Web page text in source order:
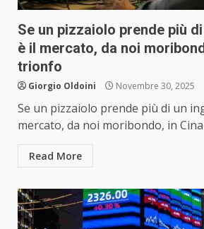
Se un pizzaiolo prende più
è il mercato, da noi
trionfo
Giorgio Oldoini Novembre 30, 2025
Se un pizzaiolo prende più di un
mercato, da noi moribondo, in Cina
Read More